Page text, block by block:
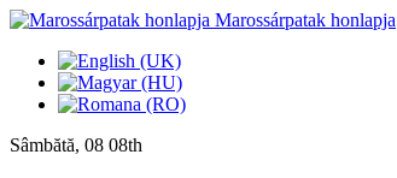
Marossárpatak honlapja
Sâmbătă, 08 08th